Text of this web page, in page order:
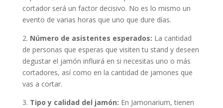
cortador será un factor decisivo. No es lo mismo un
evento de varias horas que uno que dure días.
2. Número de asistentes esperados: La cantidad
de personas que esperas que visiten tu stand y deseen
degustar el jamón influirá en si necesitas uno o más
cortadores, así como en la cantidad de jamones que
vas a cortar.
3. Tipo y calidad del jamón: En Jamonarium, tienen